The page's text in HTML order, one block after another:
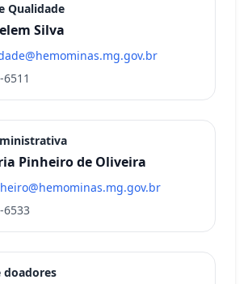
Qualidade
Silva
Pinheiro de Oliveira
6533
doadores